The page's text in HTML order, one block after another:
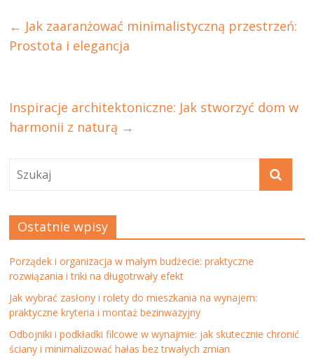
← Jak zaaranżować minimalistyczną przestrzeń:
Prostota i elegancja
Inspiracje architektoniczne: Jak stworzyć dom w
harmonii z naturą →
Ostatnie wpisy
Porządek i organizacja w małym budżecie: praktyczne
rozwiązania i triki na długotrwały efekt
Jak wybrać zasłony i rolety do mieszkania na wynajem:
praktyczne kryteria i montaż bezinwazyjny
Odbojniki i podkładki filcowe w wynajmie: jak skutecznie chronić
ściany i minimalizować hałas bez trwałych zmian